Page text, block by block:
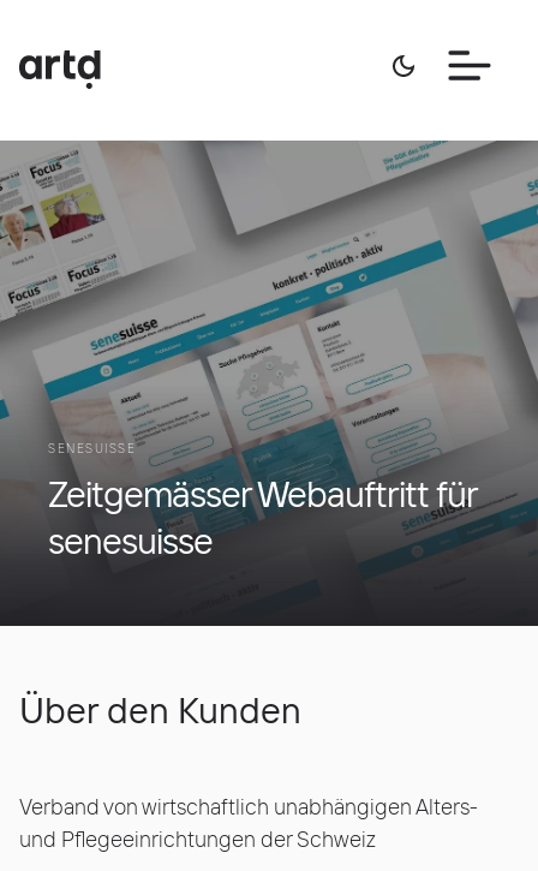
SENESUISSE
Zeitgemässer Webauftritt für
senesuisse
Über den Kunden
Verband von wirtschaftlich unabhängigen Alters-
und Pflegeeinrichtungen der Schweiz